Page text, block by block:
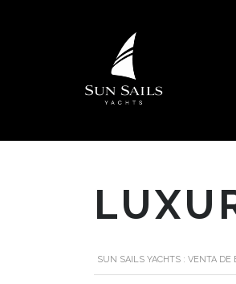
SUN SAILS YACHTS : VENTA DE